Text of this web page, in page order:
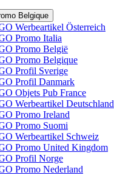
Belgique
Werbeartikel Österreich
Promo Italia
Promo België
Promo Belgique
Profil Sverige
Profil Danmark
Objets Pub France
Werbeartikel Deutschland
Promo Ireland
Promo Suomi
Werbeartikel Schweiz
Promo United Kingdom
Profil Norge
Promo Nederland